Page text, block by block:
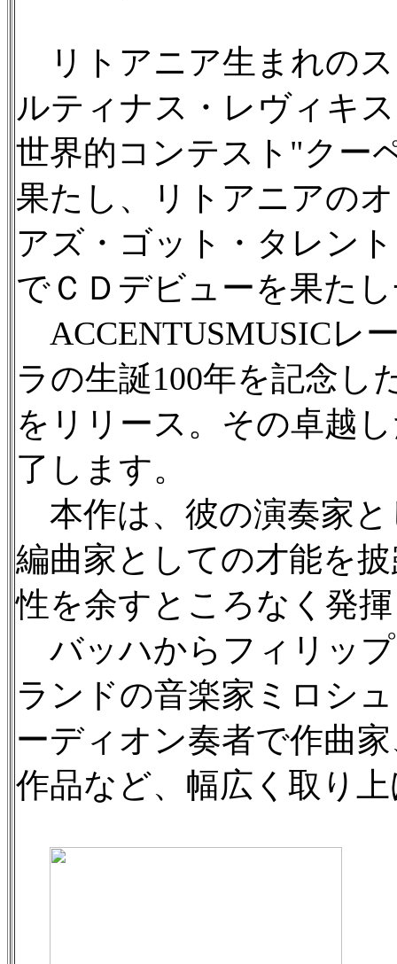
リトアニア生まれの
ルティナス・レヴィキ
世界的コンテスト"クー
果たし、リトアニアの
アズ・ゴット・タレン
でＣＤデビューを果た
ACCENTUSMUSICレ
ラの生誕100年を記念し
をリリース。その卓越
了します。
本作は、彼の演奏家
編曲家としての才能を
性を余すところなく発
バッハからフィリッ
ランドの音楽家ミロシ
ーディオン奏者で作曲
作品など、幅広く取り